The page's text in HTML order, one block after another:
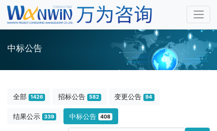
中标公告
全部 1426 招标公告 582 变更公告 94
结果公示 339 中标公告 408